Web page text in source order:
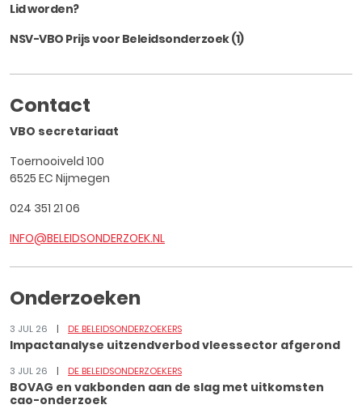
Lid worden?
NSV-VBO Prijs voor Beleidsonderzoek (1)
Contact
VBO secretariaat
Toernooiveld 100
6525 EC Nijmegen
024 351 21 06
INFO@BELEIDSONDERZOEK.NL
Onderzoeken
3 JUL 26 DE BELEIDSONDERZOEKERS
Impactanalyse uitzendverbod vleessector afgerond
3 JUL 26 DE BELEIDSONDERZOEKERS
BOVAG en vakbonden aan de slag met uitkomsten
cao-onderzoek